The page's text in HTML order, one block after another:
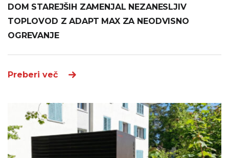
DOM STAREJŠIH ZAMENJAL NEZANESLJIV
TOPLOVOD Z ADAPT MAX ZA NEODVISNO
OGREVANJE
Preberi več